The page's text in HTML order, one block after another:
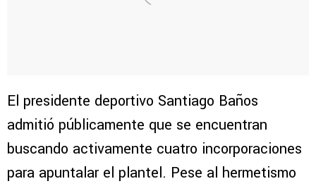
El presidente deportivo Santiago Baños
admitió públicamente que se encuentran
buscando activamente cuatro incorporaciones
para apuntalar el plantel. Pese al hermetismo